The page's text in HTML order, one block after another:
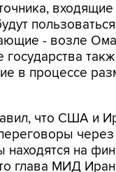
- возле
в процессе
что США и
через
находятся на
глава МИД